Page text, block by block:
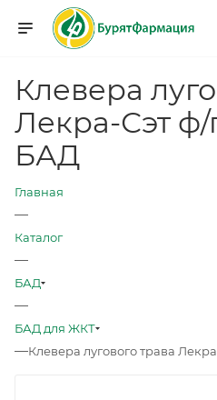
Клевера
Лекра-Сэт ф/
БАД
Главная
—
Каталог
—
БАД
—
БАД для ЖКТ
—Клевера лугового трава